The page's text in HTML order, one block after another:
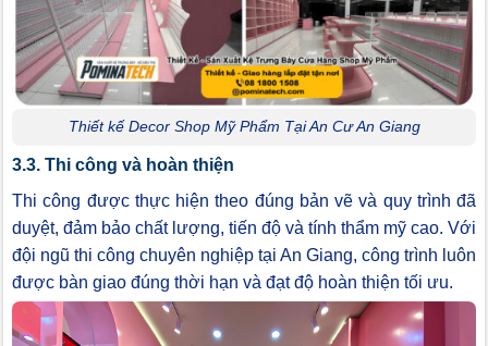
Thiết kế Decor Shop Mỹ Phẩm Tại An Cư An Giang
3.3. Thi công và hoàn thiện
Thi công được thực hiện theo đúng bản vẽ và quy trình đã
duyệt, đảm bảo chất lượng, tiến độ và tính thẩm mỹ cao. Với
đội ngũ thi công chuyên nghiệp tại An Giang, công trình luôn
được bàn giao đúng thời hạn và đạt độ hoàn thiện tối ưu.